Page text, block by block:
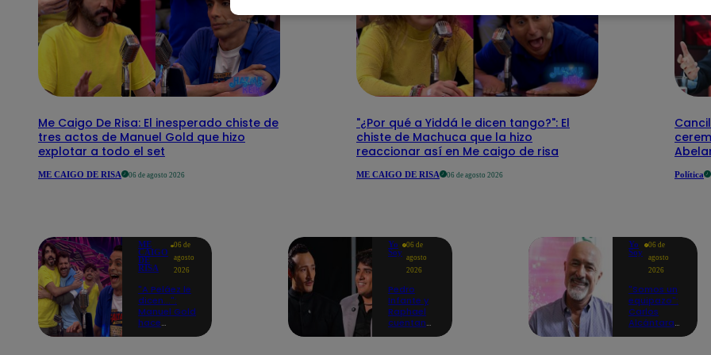
Me Caigo De Risa: El inesperado chiste de
tres actos de Manuel Gold que hizo
explotar a todo el set
ME CAIGO DE RISA 06 de agosto 2026
"¿Por qué a Yiddá le dicen tango?": El
chiste de Machuca que la hizo
reaccionar así en Me caigo de risa
ME CAIGO DE RISA 06 de agosto 2026 Política
ME
CAIGO
DE
RISA
06 de
agosto
2026
"A Peláez le
dicen...":
Manuel Gold
hace
Yo
Soy
06 de
agosto
2026
Pedro
Infante y
Raphael
cuentan
Yo
Soy
06 de
agosto
2026
"Somos un
equipazo":
Carlos
Alcántara